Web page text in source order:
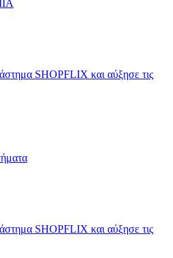
SHOPFLIX και αύξησε τις
SHOPFLIX και αύξησε τις